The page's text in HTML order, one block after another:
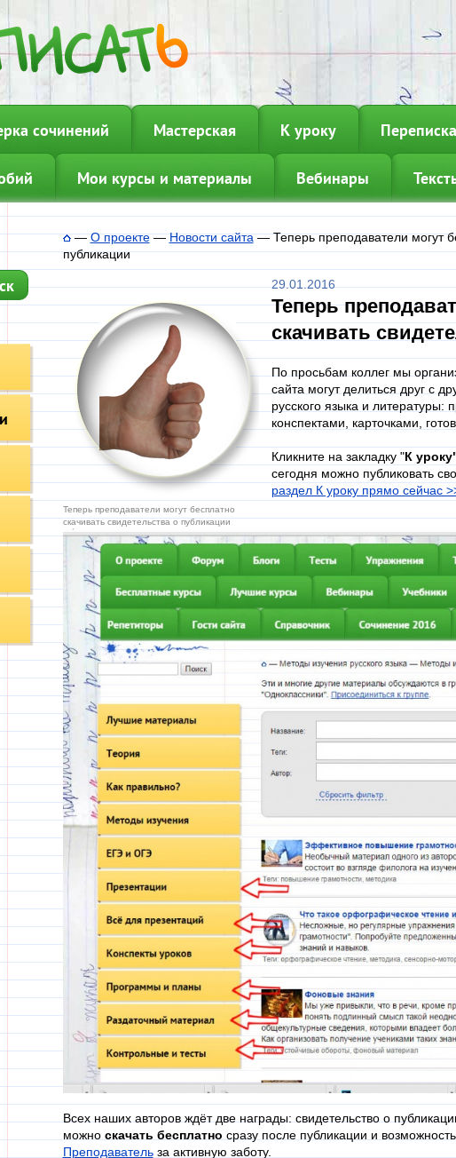
сочинений Мастерская К уроку Переписка
Мои курсы и материалы Вебинары
—О проекте—Новости сайта—Теперь преподаватели могут
публикации
Теперь преподаватели могут бесплатно
скачивать свидетельства о публикации
29.01.2016
Теперь
скачивать
По просьбам коллег мы
сайта могут делиться друг с
русского языка и литературы:
конспектами, карточками,
Кликните на закладку "К
сегодня можно публиковать
раздел К уроку прямо сейчас
Всех наших авторов ждёт две награды: свидетельство о
можно скачать бесплатно сразу после публикации и
Преподавательза активную заботу.